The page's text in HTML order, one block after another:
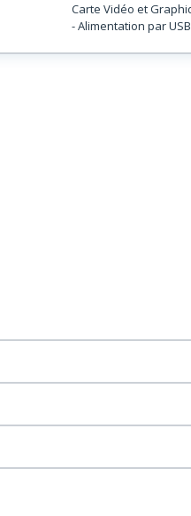
Carte Vidéo et
- Alimentation par